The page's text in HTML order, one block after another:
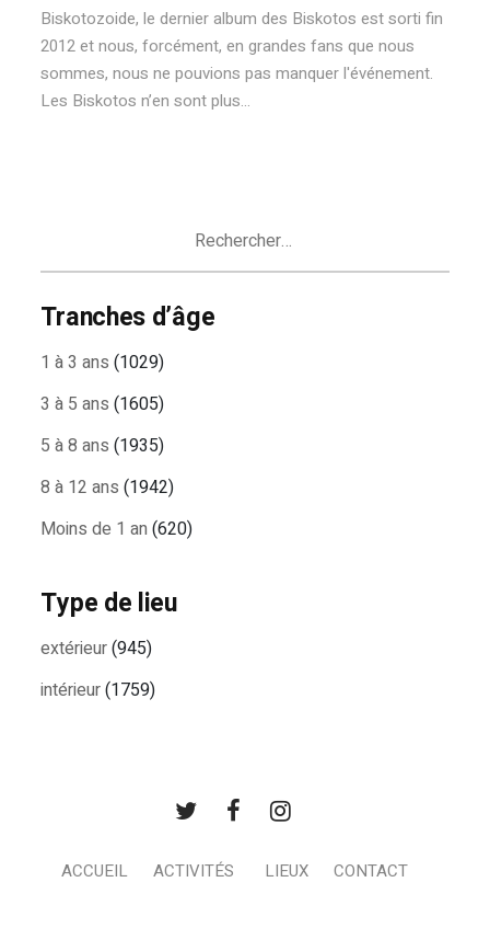
Biskotozoide, le dernier album des Biskotos est sorti fin
2012 et nous, forcément, en grandes fans que nous
sommes, nous ne pouvions pas manquer l'événement.
Les Biskotos n’en sont plus...
Tranches d’âge
1 à 3 ans (1029)
3 à 5 ans (1605)
5 à 8 ans (1935)
8 à 12 ans (1942)
Moins de 1 an (620)
Type de lieu
extérieur(945)
intérieur(1759)
ACCUEIL ACTIVITÉS LIEUX CONTACT